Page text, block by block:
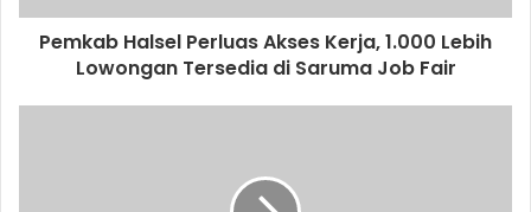
Pemkab Halsel Perluas Akses Kerja, 1.000 Lebih
Lowongan Tersedia di Saruma Job Fair